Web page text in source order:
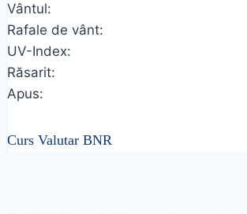
Vântul:
Rafale de vânt:
UV-Index:
Răsarit:
Apus:
Curs Valutar BNR